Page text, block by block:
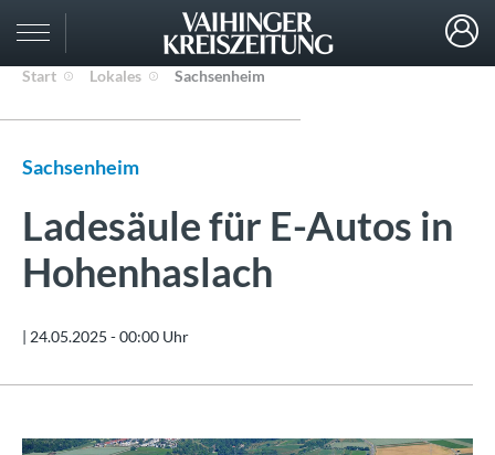
Start Lokales Sachsenheim
Sachsenheim
Ladesäule für E-Autos in
Hohenhaslach
| 24.05.2025 - 00:00 Uhr